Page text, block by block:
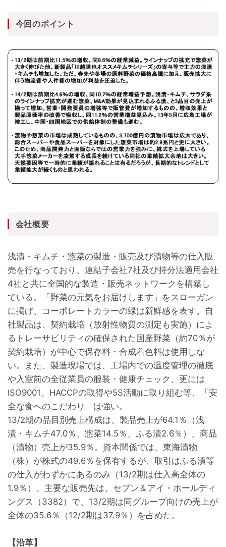
今回のポイント
会社概要
浅漬・キムチ・惣菜の製造・販売及び漬物等の仕入販
売を行なっており、連結子会社7社及び持分法適用会社
4社と共に全国的な製造・販売ネットワークを構築し
ている。「野菜の元気をお届けします」をスローガン
に掲げ、コーポレートカラーの緑は新鮮感を表す。自
社製品は、契約栽培（放射性物質の測定も実施）によ
るトレーサビリティの確保された国産野菜（約70％が
契約栽培）が中心で保存料・合成着色料は使用しな
い。また、製造現場では、工場内での温度管理の徹底
や入室前の全従業員の服装・健康チェック、更には
ISO9001、HACCPの取得や5S活動に取り組む等、「安
全な食へのこだわり」は強い。
13/2期の品目別売上構成は、製品売上が64.1％（浅
漬・キムチ47.0％、惣菜14.5％、ふる漬2.6％）、商品
（漬物）売上が35.9％。資本関係では、東海漬物
（株）が株式の49.6％を保有するが、取引はふる漬等
の仕入がわずかにあるのみ（13/2期は仕入高全体の
1.9％）。主要な販売先は、セブン＆アイ・ホールディ
ングス（3382）で、13/2期は同グループ向けの売上が
全体の35.6％（12/2期は37.9％）を占めた。
【沿革】